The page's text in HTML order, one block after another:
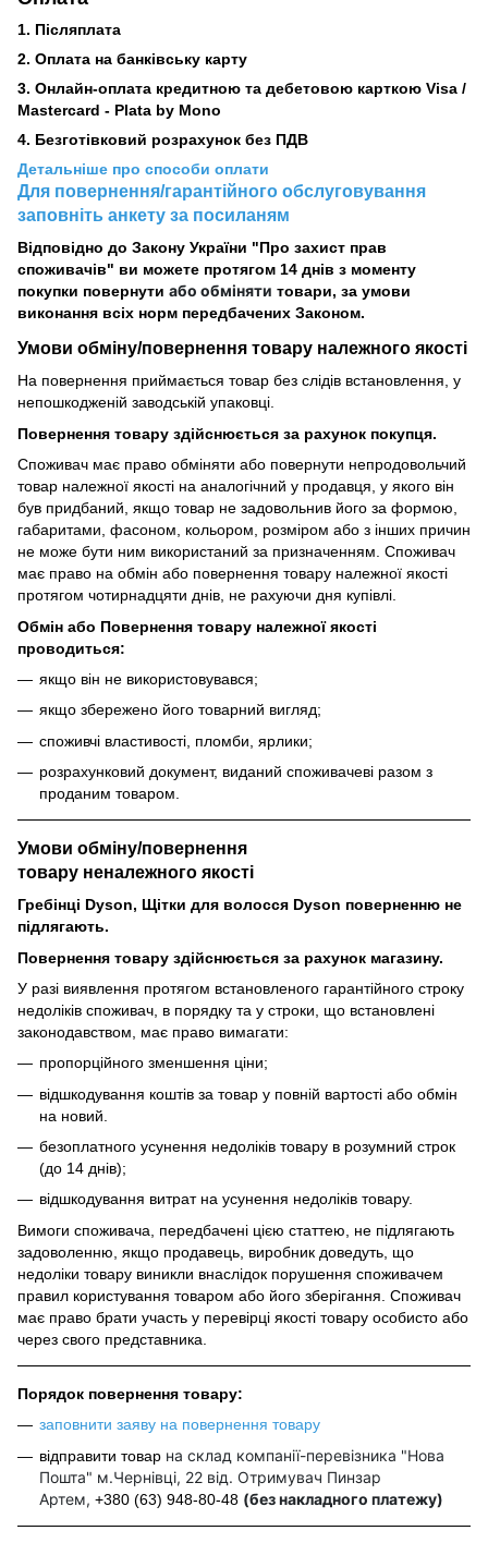
1. Післяплата
2. Оплата на банківську карту
3. Онлайн-оплата кредитною та дебетовою карткою Visa /
Mastercard - Plata by Mono
4. Безготівковий розрахунок без ПДВ
Детальніше про способи оплати
Для повернення/гарантійного обслуговування
заповніть анкету за посиланям
Відповідно до Закону України "Про захист прав
споживачів" ви можете протягом 14 днів з моменту
покупки повернути або обміняти товари, за умови
виконання всіх норм передбачених Законом.
Умови обміну/повернення товару належного якості
На повернення приймається товар без слідів встановлення, у
непошкодженій заводській упаковці.
Повернення товару здійснюється за рахунок покупця.
Споживач має право обміняти або повернути непродовольчий
товар належної якості на аналогічний у продавця, у якого він
був придбаний, якщо товар не задовольнив його за формою,
габаритами, фасоном, кольором, розміром або з інших причин
не може бути ним використаний за призначенням. Споживач
має право на обмін або повернення товару належної якості
протягом чотирнадцяти днів, не рахуючи дня купівлі.
Обмін або Повернення товару належної якості
проводиться:
якщо він не використовувався;
якщо збережено його товарний вигляд;
споживчі властивості, пломби, ярлики;
розрахунковий документ, виданий споживачеві разом з
проданим товаром.
Умови обміну/повернення
товару неналежного якості
Гребінці Dyson, Щітки для волосся Dyson поверненню не
підлягають.
Повернення товару здійснюється за рахунок магазину.
У разі виявлення протягом встановленого гарантійного строку
недоліків споживач, в порядку та у строки, що встановлені
законодавством, має право вимагати:
пропорційного зменшення ціни;
відшкодування коштів за товар у повній вартості або обмін
на новий.
безоплатного усунення недоліків товару в розумний строк
(до 14 днів);
відшкодування витрат на усунення недоліків товару.
Вимоги споживача, передбачені цією статтею, не підлягають
задоволенню, якщо продавець, виробник доведуть, що
недоліки товару виникли внаслідок порушення споживачем
правил користування товаром або його зберігання. Споживач
має право брати участь у перевірці якості товару особисто або
через свого представника.
Порядок повернення товару:
заповнити заяву на повернення товару
відправити товар на склад компанії-перевізника "Нова
Пошта" м.Чернівці, 22 від. Отримувач Пинзар
Артем, +380 (63) 948-80-48 (без накладного платежу)